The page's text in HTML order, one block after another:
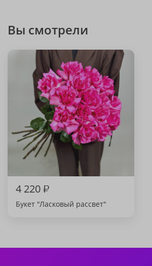
Вы смотрели
4 220₽
Букет "Ласковый рассвет"